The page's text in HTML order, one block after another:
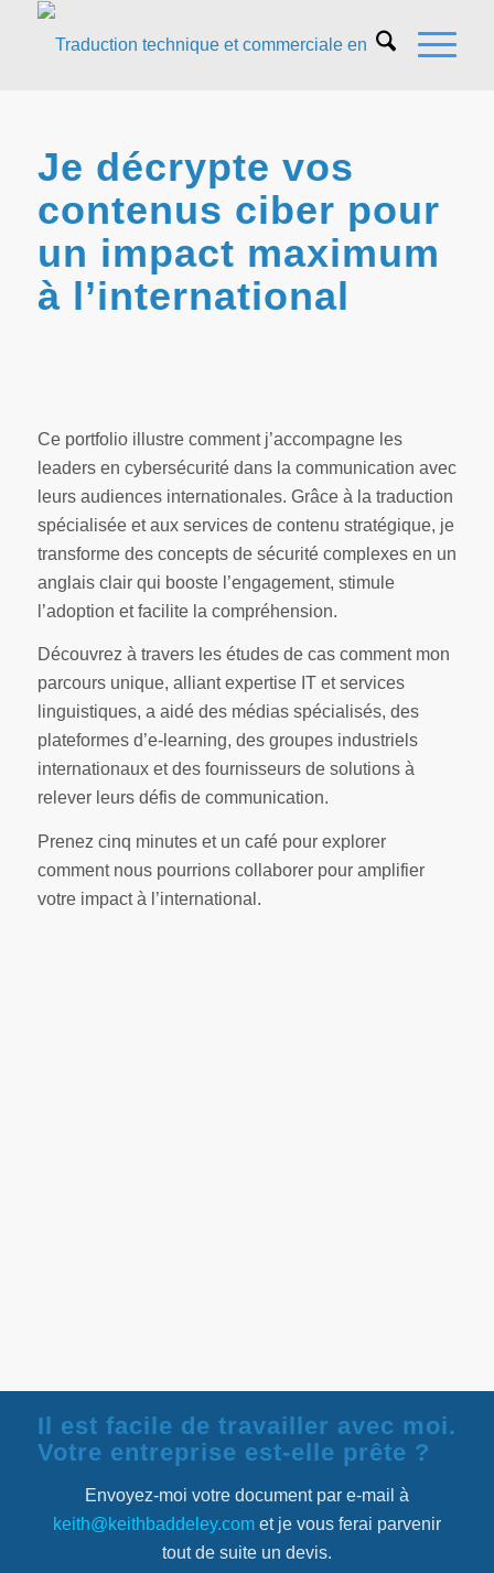
Je décrypte vos
contenus ciber pour
un impact maximum
à l’international
Ce portfolio illustre comment j’accompagne les
leaders en cybersécurité dans la communication avec
leurs audiences internationales. Grâce à la traduction
spécialisée et aux services de contenu stratégique, je
transforme des concepts de sécurité complexes en un
anglais clair qui booste l’engagement, stimule
l’adoption et facilite la compréhension.
Découvrez à travers les études de cas comment mon
parcours unique, alliant expertise IT et services
linguistiques, a aidé des médias spécialisés, des
plateformes d’e-learning, des groupes industriels
internationaux et des fournisseurs de solutions à
relever leurs défis de communication.
Prenez cinq minutes et un café pour explorer
comment nous pourrions collaborer pour amplifier
votre impact à l’international.
Il est facile de travailler avec moi.
Votre entreprise est-elle prête ?
Envoyez-moi votre document par e-mail à
keith@keithbaddeley.comet je vous ferai parvenir
tout de suite un devis.